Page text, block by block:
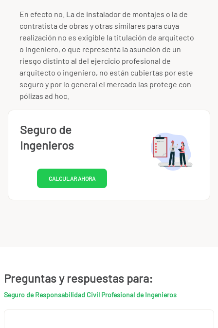
Preguntas y respuestas para:
Seguro de Responsabilidad Civil Profesional de Ingenieros
En efecto no. La de instalador de montajes o la de
contratista de obras y otras similares para cuya
realización no es exigible la titulación de arquitecto
o ingeniero, o que representa la asunción de un
riesgo distinto al del ejercicio profesional de
arquitecto o ingeniero, no están cubiertas por este
seguro y por lo general el mercado las protege con
pólizas ad hoc.
Seguro de
Ingenieros
CALCULAR AHORA